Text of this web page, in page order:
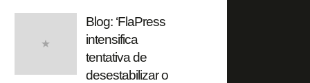
Blog: ‘FlaPress
intensifica
tentativa de
desestabilizar o